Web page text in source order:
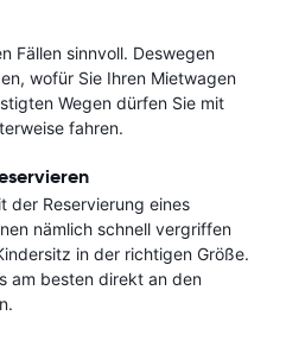
Fällen sinnvoll. Deswegen
wofür Sie Ihren Mietwagen
Wegen dürfen Sie mit
fahren.
der Reservierung eines
nämlich schnell vergriffen
in der richtigen Größe.
am besten direkt an den